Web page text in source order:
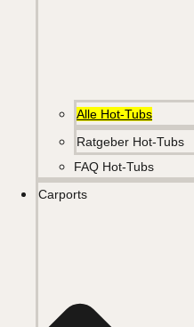
Alle Hot-Tubs
Ratgeber Hot-Tubs
FAQ Hot-Tubs
Carports